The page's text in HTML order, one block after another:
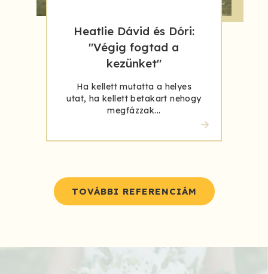
Heatlie Dávid és Dóri:
"Végig fogtad a
kezünket"
Ha kellett mutatta a helyes
utat, ha kellett betakart nehogy
megfázzak...
TOVÁBBI REFERENCIÁM